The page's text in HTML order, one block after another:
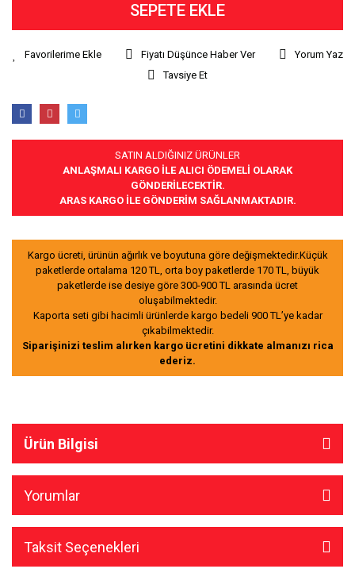
SEPETE EKLE
Fiyatı Düşünce Haber Ver
Yorum Yaz
Tavsiye Et
SATIN ALDIĞINIZ ÜRÜNLER
ANLAŞMALI KARGO İLE ALICI ÖDEMELİ OLARAK
GÖNDERİLECEKTİR.
ARAS KARGO İLE GÖNDERİM SAĞLANMAKTADIR.
Kargo ücreti, ürünün ağırlık ve boyutuna göre değişmektedir.Küçük
paketlerde ortalama 120 TL, orta boy paketlerde 170 TL, büyük
paketlerde ise desiye göre 300-900 TL arasında ücret
oluşabilmektedir.
Kaporta seti gibi hacimli ürünlerde kargo bedeli 900 TL’ye kadar
çıkabilmektedir.
Siparişinizi teslim alırken kargo ücretini dikkate almanızı rica
ederiz.
Ürün Bilgisi
Yorumlar
Taksit Seçenekleri